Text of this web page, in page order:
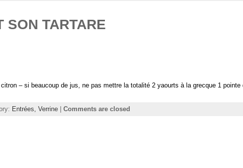
SON TARTARE
– si beaucoup de jus, ne pas mettre la totalité 2 yaourts à la grecque 1 pointe
Entrées, Verrine| Comments are closed